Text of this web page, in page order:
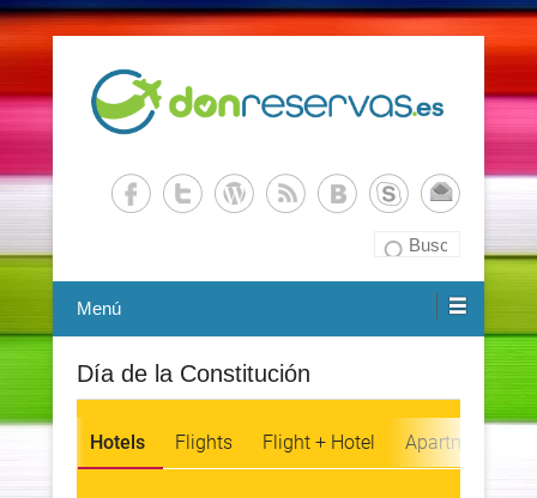
DonReservas.es
Menú
Día de la Constitución